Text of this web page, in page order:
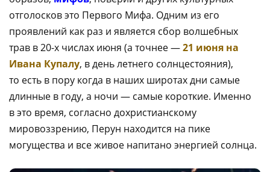
отголосков это Первого Мифа. Одним из его
проявлений как раз и является сбор волшебных
трав в 20-х числах июня (а точнее —21 июня на
Ивана Купалу, в день летнего солнцестояния),
то есть в пору когда в наших широтах дни самые
длинные в году, а ночи — самые короткие. Именно
в это время, согласно дохристианскому
мировоззрению, Перун находится на пике
могущества и все живое напитано энергией солнца.